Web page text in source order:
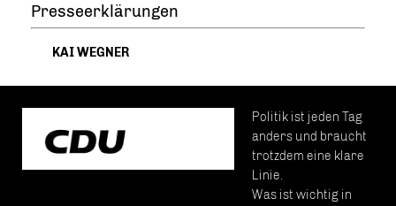
Presseerklärungen
KAI WEGNER
Politik ist jeden Tag
anders und braucht
trotzdem eine klare
Linie.
Was ist wichtig in